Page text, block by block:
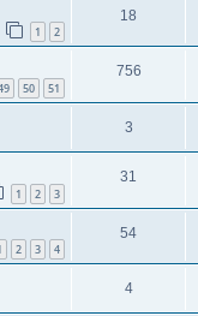
1 2
18
50 51
756
3
1 2 3
31
2 3 4
54
4